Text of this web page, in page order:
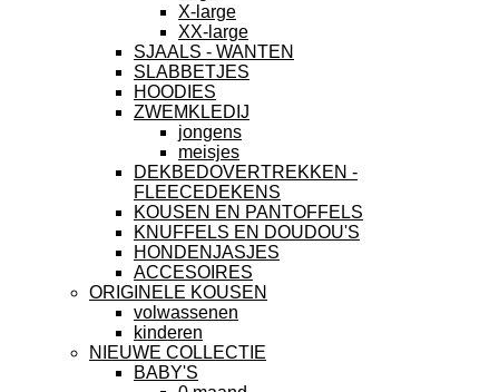
X-large
XX-large
SJAALS - WANTEN
SLABBETJES
HOODIES
ZWEMKLEDIJ
jongens
meisjes
DEKBEDOVERTREKKEN -
FLEECEDEKENS
KOUSEN EN PANTOFFELS
KNUFFELS EN DOUDOU'S
HONDENJASJES
ACCESOIRES
ORIGINELE KOUSEN
volwassenen
kinderen
NIEUWE COLLECTIE
BABY'S